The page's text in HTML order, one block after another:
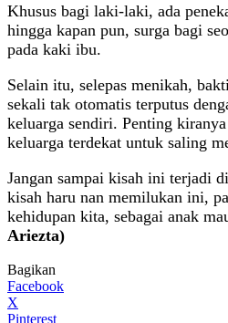
Khusus bagi laki-laki, ada
hingga kapan pun, surga bagi
pada kaki ibu.
Selain itu, selepas menikah,
sekali tak otomatis terputus
keluarga sendiri. Penting
keluarga terdekat untuk saling
Jangan sampai kisah ini terjadi
kisah haru nan memilukan ini,
kehidupan kita, sebagai anak
Ariezta)
Bagikan
Facebook
X
Pinterest